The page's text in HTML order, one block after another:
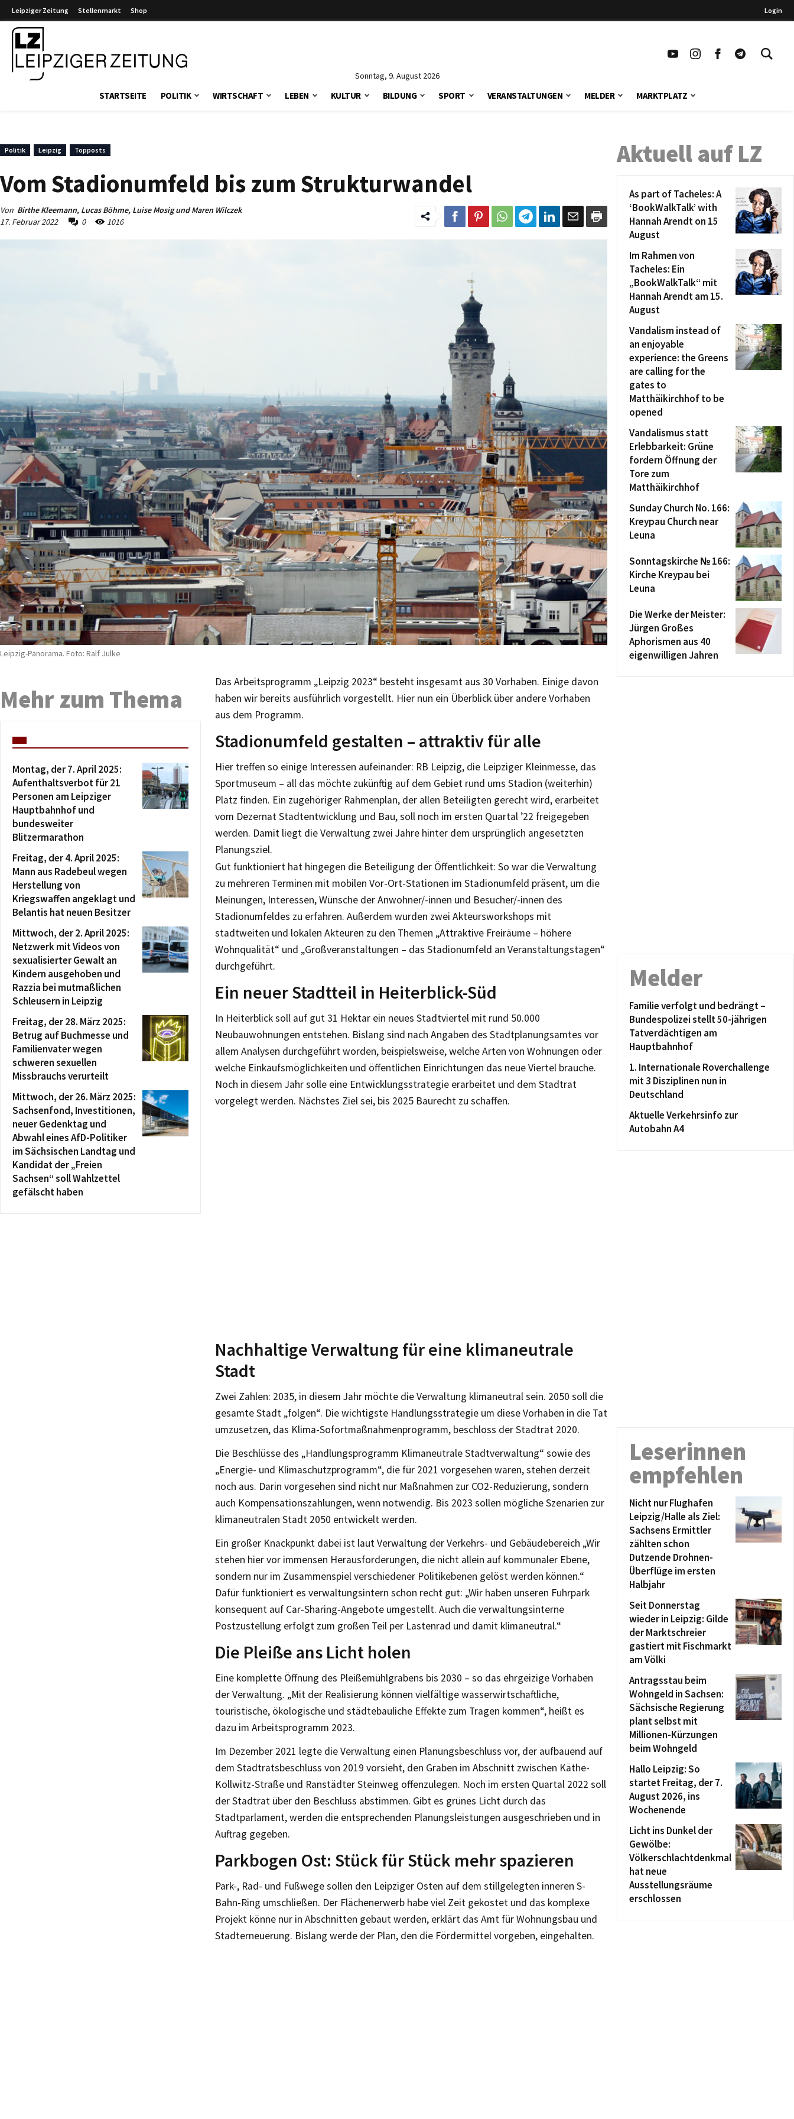
Leipziger Zeitung Stellenmarkt Shop Login
Sonntag, 9. August 2026
STARTSEITE POLITIK WIRTSCHAFT LEBEN KULTUR BILDUNG SPORT VERANSTALTUNGEN MELDER MARKTPLATZ
Politik Leipzig Topposts
Vom Stadionumfeld bis zum Strukturwandel
Von Birthe Kleemann, Lucas Böhme, Luise Mosig und Maren Wilczek
17. Februar 2022
0 1016
Leipzig-Panorama. Foto: Ralf Julke
Das Arbeitsprogramm „Leipzig 2023“ besteht insgesamt aus 30 Vorhaben. Einige davon
haben wir bereits ausführlich vorgestellt. Hier nun ein Überblick über andere Vorhaben
aus dem Programm.
Stadionumfeld gestalten – attraktiv für alle
Hier treffen so einige Interessen aufeinander: RB Leipzig, die Leipziger Kleinmesse, das
Sportmuseum – all das möchte zukünftig auf dem Gebiet rund ums Stadion (weiterhin)
Platz finden. Ein zugehöriger Rahmenplan, der allen Beteiligten gerecht wird, erarbeitet
vom Dezernat Stadtentwicklung und Bau, soll noch im ersten Quartal ’22 freigegeben
werden. Damit liegt die Verwaltung zwei Jahre hinter dem ursprünglich angesetzten
Planungsziel.
Gut funktioniert hat hingegen die Beteiligung der Öffentlichkeit: So war die Verwaltung
zu mehreren Terminen mit mobilen Vor-Ort-Stationen im Stadionumfeld präsent, um die
Meinungen, Interessen, Wünsche der Anwohner/-innen und Besucher/-innen des
Stadionumfeldes zu erfahren. Außerdem wurden zwei Akteursworkshops mit
stadtweiten und lokalen Akteuren zu den Themen „Attraktive Freiräume – höhere
Wohnqualität“ und „Großveranstaltungen – das Stadionumfeld an Veranstaltungstagen“
durchgeführt.
Ein neuer Stadtteil in Heiterblick-Süd
In Heiterblick soll auf gut 31 Hektar ein neues Stadtviertel mit rund 50.000
Neubauwohnungen entstehen. Bislang sind nach Angaben des Stadtplanungsamtes vor
allem Analysen durchgeführt worden, beispielsweise, welche Arten von Wohnungen oder
welche Einkaufsmöglichkeiten und öffentlichen Einrichtungen das neue Viertel brauche.
Noch in diesem Jahr solle eine Entwicklungsstrategie erarbeitet und dem Stadtrat
vorgelegt werden. Nächstes Ziel sei, bis 2025 Baurecht zu schaffen.
Nachhaltige Verwaltung für eine klimaneutrale
Stadt
Zwei Zahlen: 2035, in diesem Jahr möchte die Verwaltung klimaneutral sein. 2050 soll die
gesamte Stadt „folgen“. Die wichtigste Handlungsstrategie um diese Vorhaben in die Tat
umzusetzen, das Klima-Sofortmaßnahmenprogramm, beschloss der Stadtrat 2020.
Die Beschlüsse des „Handlungsprogramm Klimaneutrale Stadtverwaltung“ sowie des
„Energie- und Klimaschutzprogramm“, die für 2021 vorgesehen waren, stehen derzeit
noch aus. Darin vorgesehen sind nicht nur Maßnahmen zur CO2-Reduzierung, sondern
auch Kompensationszahlungen, wenn notwendig. Bis 2023 sollen mögliche Szenarien zur
klimaneutralen Stadt 2050 entwickelt werden.
Ein großer Knackpunkt dabei ist laut Verwaltung der Verkehrs- und Gebäudebereich „Wir
stehen hier vor immensen Herausforderungen, die nicht allein auf kommunaler Ebene,
sondern nur im Zusammenspiel verschiedener Politikebenen gelöst werden können.“
Dafür funktioniert es verwaltungsintern schon recht gut: „Wir haben unseren Fuhrpark
konsequent auf Car-Sharing-Angebote umgestellt. Auch die verwaltungsinterne
Postzustellung erfolgt zum großen Teil per Lastenrad und damit klimaneutral.“
Die Pleiße ans Licht holen
Eine komplette Öffnung des Pleißemühlgrabens bis 2030 – so das ehrgeizige Vorhaben
der Verwaltung. „Mit der Realisierung können vielfältige wasserwirtschaftliche,
touristische, ökologische und städtebauliche Effekte zum Tragen kommen“, heißt es
dazu im Arbeitsprogramm 2023.
Im Dezember 2021 legte die Verwaltung einen Planungsbeschluss vor, der aufbauend auf
dem Stadtratsbeschluss von 2019 vorsieht, den Graben im Abschnitt zwischen Käthe-
Kollwitz-Straße und Ranstädter Steinweg offenzulegen. Noch im ersten Quartal 2022 soll
der Stadtrat über den Beschluss abstimmen. Gibt es grünes Licht durch das
Stadtparlament, werden die entsprechenden Planungsleistungen ausgeschrieben und in
Auftrag gegeben.
Parkbogen Ost: Stück für Stück mehr spazieren
Park-, Rad- und Fußwege sollen den Leipziger Osten auf dem stillgelegten inneren S-
Bahn-Ring umschließen. Der Flächenerwerb habe viel Zeit gekostet und das komplexe
Projekt könne nur in Abschnitten gebaut werden, erklärt das Amt für Wohnungsbau und
Stadterneuerung. Bislang werde der Plan, den die Fördermittel vorgeben, eingehalten.
Mehr zum Thema
Montag, der 7. April 2025:
Aufenthaltsverbot für 21
Personen am Leipziger
Hauptbahnhof und
bundesweiter
Blitzermarathon
Freitag, der 4. April 2025:
Mann aus Radebeul wegen
Herstellung von
Kriegswaffen angeklagt und
Belantis hat neuen Besitzer
Mittwoch, der 2. April 2025:
Netzwerk mit Videos von
sexualisierter Gewalt an
Kindern ausgehoben und
Razzia bei mutmaßlichen
Schleusern in Leipzig
Freitag, der 28. März 2025:
Betrug auf Buchmesse und
Familienvater wegen
schweren sexuellen
Missbrauchs verurteilt
Mittwoch, der 26. März 2025:
Sachsenfond, Investitionen,
neuer Gedenktag und
Abwahl eines AfD-Politiker
im Sächsischen Landtag und
Kandidat der „Freien
Sachsen“ soll Wahlzettel
gefälscht haben
Aktuell auf LZ
As part of Tacheles: A
‘BookWalkTalk’ with
Hannah Arendt on 15
August
Im Rahmen von
Tacheles: Ein
„BookWalkTalk“ mit
Hannah Arendt am 15.
August
Vandalism instead of
an enjoyable
experience: the Greens
are calling for the
gates to
Matthäikirchhof to be
opened
Vandalismus statt
Erlebbarkeit: Grüne
fordern Öffnung der
Tore zum
Matthäikirchhof
Sunday Church No. 166:
Kreypau Church near
Leuna
Sonntagskirche № 166:
Kirche Kreypau bei
Leuna
Die Werke der Meister:
Jürgen Großes
Aphorismen aus 40
eigenwilligen Jahren
Melder
Familie verfolgt und bedrängt –
Bundespolizei stellt 50-jährigen
Tatverdächtigen am
Hauptbahnhof
1. Internationale Roverchallenge
mit 3 Disziplinen nun in
Deutschland
Aktuelle Verkehrsinfo zur
Autobahn A4
Leserinnen
empfehlen
Nicht nur Flughafen
Leipzig/Halle als Ziel:
Sachsens Ermittler
zählten schon
Dutzende Drohnen-
Überflüge im ersten
Halbjahr
Seit Donnerstag
wieder in Leipzig: Gilde
der Marktschreier
gastiert mit Fischmarkt
am Völki
Antragsstau beim
Wohngeld in Sachsen:
Sächsische Regierung
plant selbst mit
Millionen-Kürzungen
beim Wohngeld
Hallo Leipzig: So
startet Freitag, der 7.
August 2026, ins
Wochenende
Licht ins Dunkel der
Gewölbe:
Völkerschlachtdenkmal
hat neue
Ausstellungsräume
erschlossen